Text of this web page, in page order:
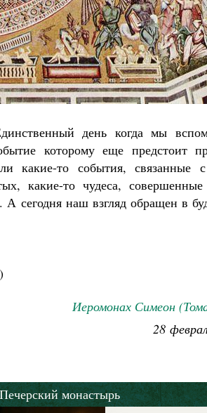
день когда мы
которому еще предстоит
какие-то события, связанные
какие-то чудеса,
сегодня наш взгляд обращен в
)
Иеромонах Симеон
28
монастырь